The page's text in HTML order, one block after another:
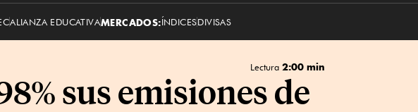
ALIANZA EDUCATIVAMERCADOS:ÍNDICESDIVISAS
Lectura 2:00 min
sus emisiones de